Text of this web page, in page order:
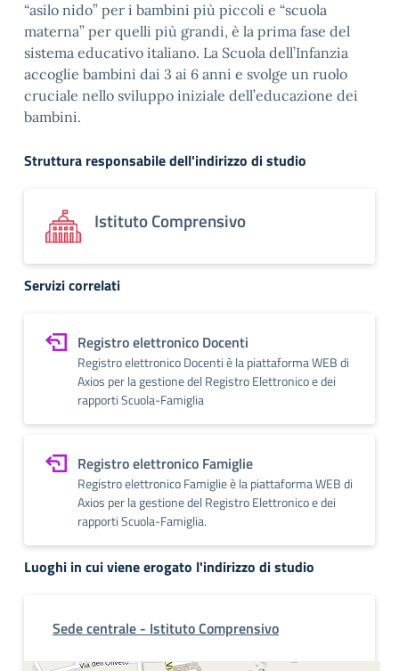
“asilo nido” per i bambini più piccoli e “scuola
materna” per quelli più grandi, è la prima fase del
sistema educativo italiano. La Scuola dell’Infanzia
accoglie bambini dai 3 ai 6 anni e svolge un ruolo
cruciale nello sviluppo iniziale dell’educazione dei
bambini.
Struttura responsabile dell'indirizzo di studio
Istituto Comprensivo
Servizi correlati
Registro elettronico Docenti
Registro elettronico Docenti è la piattaforma WEB di
Axios per la gestione del Registro Elettronico e dei
rapporti Scuola-Famiglia
Registro elettronico Famiglie
Registro elettronico Famiglie è la piattaforma WEB di
Axios per la gestione del Registro Elettronico e dei
rapporti Scuola-Famiglia.
Luoghi in cui viene erogato l'indirizzo di studio
Sede centrale - Istituto Comprensivo